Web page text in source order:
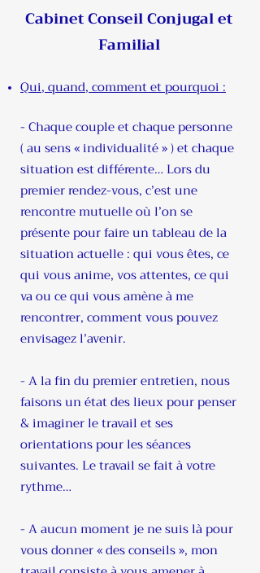
Cabinet Conseil Conjugal et
Familial
Qui, quand, comment et pourquoi :​​
- Chaque couple et chaque personne
( au sens « individualité » ) et chaque
situation est différente… Lors du
premier rendez-vous, c’est une
rencontre mutuelle où l’on se
présente pour faire un tableau de la
situation actuelle : qui vous êtes, ce
qui vous anime, vos attentes, ce qui
va ou ce qui vous amène à me
rencontrer, comment vous pouvez
envisagez l’avenir.
​- A la fin du premier entretien, nous
faisons un état des lieux pour penser
& imaginer le travail et ses
orientations pour les séances
suivantes. Le travail se fait à votre
rythme…
- A aucun moment je ne suis là pour
vous donner « des conseils », mon